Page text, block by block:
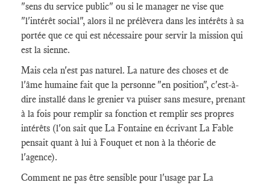
"sens du service public" ou si le manager ne vise que
"l'intérêt social", alors il ne prélèvera dans les intérêts à sa
portée que ce qui est nécessaire pour servir la mission qui
est la sienne.
Mais cela n'est pas naturel. La nature des choses et de
l'âme humaine fait que la personne "en position", c'est-à-
dire installé dans le grenier va puiser sans mesure, prenant
à la fois pour remplir sa fonction et remplir ses propres
intérêts (l'on sait que La Fontaine en écrivant La Fable
pensait quant à lui à Fouquet et non à la théorie de
l'agence).
Comment ne pas être sensible pour l'usage par La